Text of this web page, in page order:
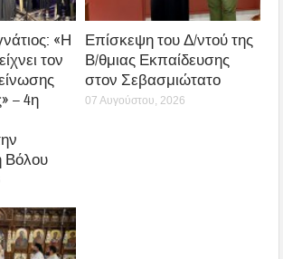
«Η
τον
– 4η
Επίσκεψη του Δ/ντού της
Β/θμιας Εκπαίδευσης
στον Σεβασμιώτατο
07 Αυγούστου, 2026